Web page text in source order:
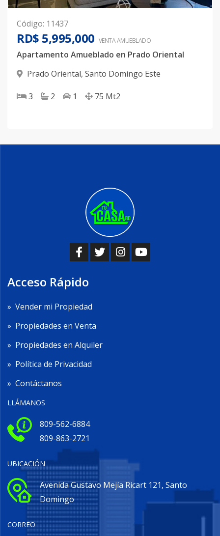
Código: 11437
RD$ 5,995,000 VENTA AMUEBLADO
Apartamento Amueblado en Prado Oriental
Prado Oriental, Santo Domingo Este
3 2 1 75 Mt2
Acceso Rápido
» Vender mi Propiedad
» Propiedades en Venta
» Propiedades en Alquiler
» Política de Privacidad
» Contáctanos
LLÁMANOS
809-562-6884
809-863-2721
UBICACIÓN
Avenida Gustavo Mejía Ricart 121, Santo
Domingo
CORREO